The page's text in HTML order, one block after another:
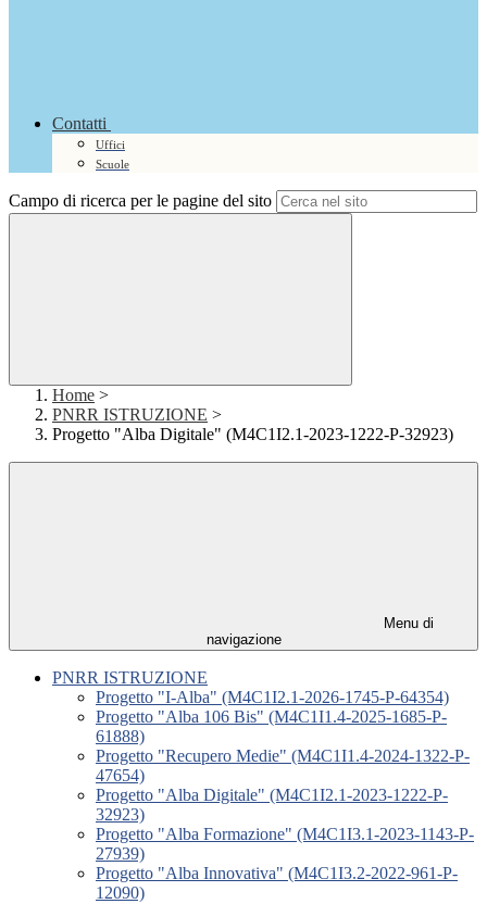
Contatti
Uffici
Scuole
Campo di ricerca per le pagine del sito
Home >
PNRR ISTRUZIONE >
Progetto "Alba Digitale" (M4C1I2.1-2023-1222-P-32923)
Menu di
navigazione
PNRR ISTRUZIONE
Progetto "I-Alba" (M4C1I2.1-2026-1745-P-64354)
Progetto "Alba 106 Bis" (M4C1I1.4-2025-1685-P-
61888)
Progetto "Recupero Medie" (M4C1I1.4-2024-1322-P-
47654)
Progetto "Alba Digitale" (M4C1I2.1-2023-1222-P-
32923)
Progetto "Alba Formazione" (M4C1I3.1-2023-1143-P-
27939)
Progetto "Alba Innovativa" (M4C1I3.2-2022-961-P-
12090)